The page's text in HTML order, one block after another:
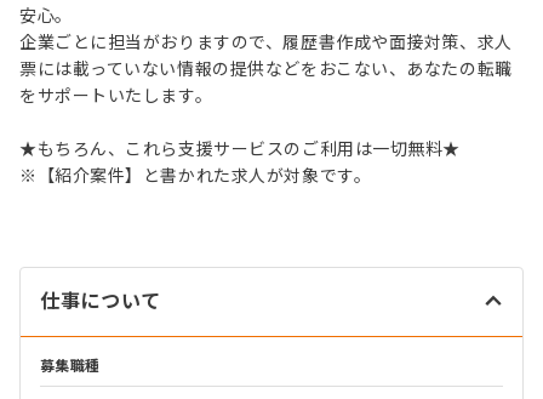
安心。
企業ごとに担当がおりますので、履歴書作成や面接対策、求人
票には載っていない情報の提供などをおこない、あなたの転職
をサポートいたします。
★もちろん、これら支援サービスのご利用は一切無料★
※【紹介案件】と書かれた求人が対象です。
仕事について
募集職種